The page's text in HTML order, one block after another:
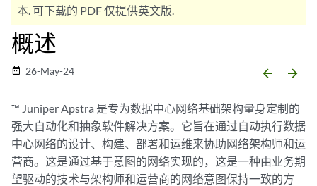
本. 可下载的 PDF 仅提供英文版.
概述
date_range 26-May-24 arrow_backward arrow_forward
™ Juniper Apstra 是专为数据中心网络基础架构量身定制的
强大自动化和抽象软件解决方案。它旨在通过自动执行数据
中心网络的设计、构建、部署和运维来协助网络架构师和运
营商。这是通过基于意图的网络实现的，这是一种由业务期
望驱动的技术与架构师和运营商的网络意图保持一致的方